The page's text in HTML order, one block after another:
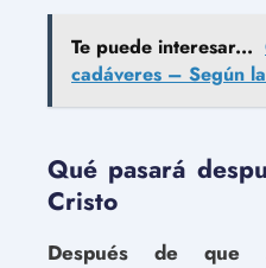
Te puede interesar...
cadáveres – Según
Qué pasará
Cristo
Después de que